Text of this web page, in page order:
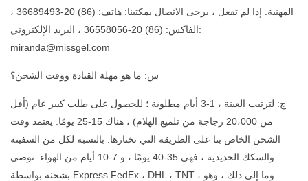
المهنية. إذا لم تفعل ، يرجى الاتصال بمكتبنا: هاتف: (86) 20-36689493 ،
الفاكس: (86) 20-36558056 ، البريد الإلكتروني:
miranda@missgel.com
س: ما هو مهلة القيادة ووقت الشحن؟
ج: لترتيب العينة ، 1-3 أيام مطلوبة ؛ للحصول على طلب كبير عام (أقل
من 20،000 زجاجة من تلميع الهلام) ، هناك 15-25 يومًا. يعتمد وقت
الشحن الخاص بنا على الطريقة التي تختارها. بالنسبة لكل من السفينة
والسكك الحديدية ، فهي 35-40 يومًا ، و 7-10 أيام من الهواء. نوصي
بشحنه بواسطة Express FedEx ، DHL ، TNT ، وما إلى ذلك ، وهو